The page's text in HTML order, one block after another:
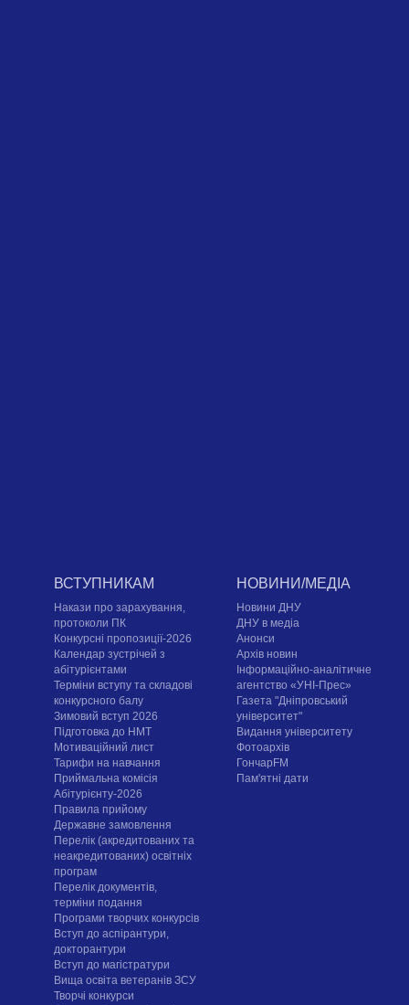
ВСТУПНИКАМ
Накази про зарахування,
протоколи ПК
Конкурсні пропозиції-2026
Календар зустрічей з
абітурієнтами
Терміни вступу та складові
конкурсного балу
Зимовий вступ 2026
Підготовка до НМТ
Мотиваційний лист
Тарифи на навчання
Приймальна комісія
Абітурієнту-2026
Правила прийому
Державне замовлення
Перелік (акредитованих та
неакредитованих) освітніх
програм
Перелік документів,
терміни подання
Програми творчих конкурсiв
Вступ до аспірантури,
докторантури
Вступ до магістратури
Вища освіта ветеранів ЗСУ
Творчі конкурси
НОВИНИ/МЕДІА
Новини ДНУ
ДНУ в медіа
Анонси
Архів новин
Інформаційно-аналітичне
агентство «УНІ-Прес»
Газета "Дніпровський
університет"
Видання університету
Фотоархів
ГончарFM
Пам'ятні дати